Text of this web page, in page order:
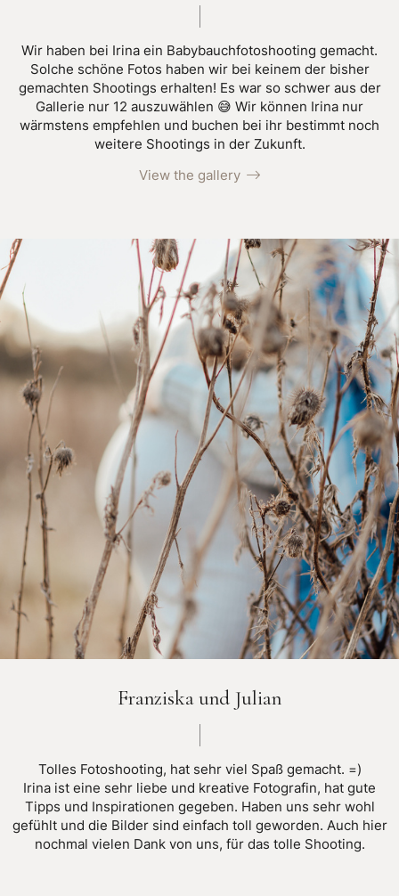
Wir haben bei Irina ein Babybauchfotoshooting gemacht.
Solche schöne Fotos haben wir bei keinem der bisher
gemachten Shootings erhalten! Es war so schwer aus der
Gallerie nur 12 auszuwählen 😅 Wir können Irina nur
wärmstens empfehlen und buchen bei ihr bestimmt noch
weitere Shootings in der Zukunft.
View the gallery
Franziska und Julian
Tolles Fotoshooting, hat sehr viel Spaß gemacht. =)
Irina ist eine sehr liebe und kreative Fotografin, hat gute
Tipps und Inspirationen gegeben. Haben uns sehr wohl
gefühlt und die Bilder sind einfach toll geworden. Auch hier
nochmal vielen Dank von uns, für das tolle Shooting.